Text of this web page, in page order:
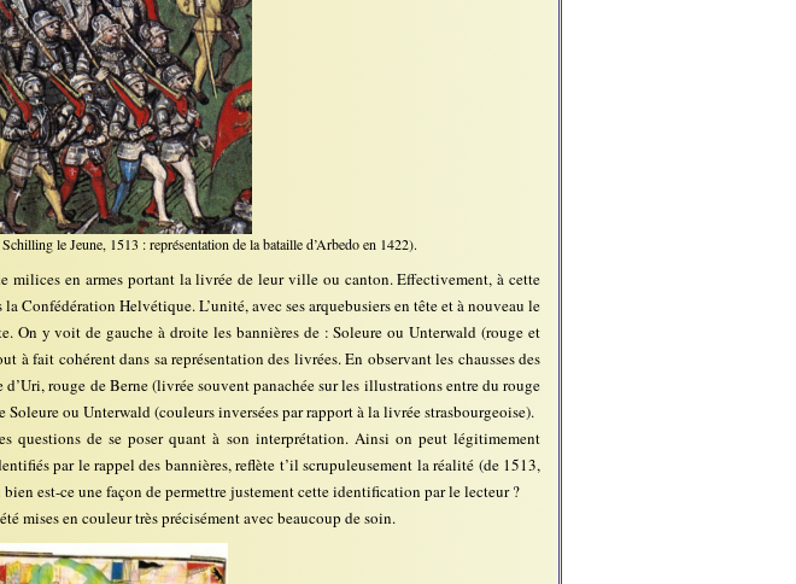
le Jeune, 1513 : représentation de la bataille d’Arbedo en 1422).
milices en armes portant la livrée de leur ville ou canton. Effectivement, à cette
Confédération Helvétique. L’unité, avec ses arquebusiers en tête et à nouveau le
On y voit de gauche à droite les bannières de : Soleure ou Unterwald (rouge et
à fait cohérent dans sa représentation des livrées. En observant les chausses des
rouge de Berne (livrée souvent panachée sur les illustrations entre du rouge
ou Unterwald (couleurs inversées par rapport à la livrée strasbourgeoise).
questions de se poser quant à son interprétation. Ainsi on peut légitimement
par le rappel des bannières, reflète t’il scrupuleusement la réalité (de 1513,
est-ce une façon de permettre justement cette identification par le lecteur ?
mises en couleur très précisément avec beaucoup de soin.